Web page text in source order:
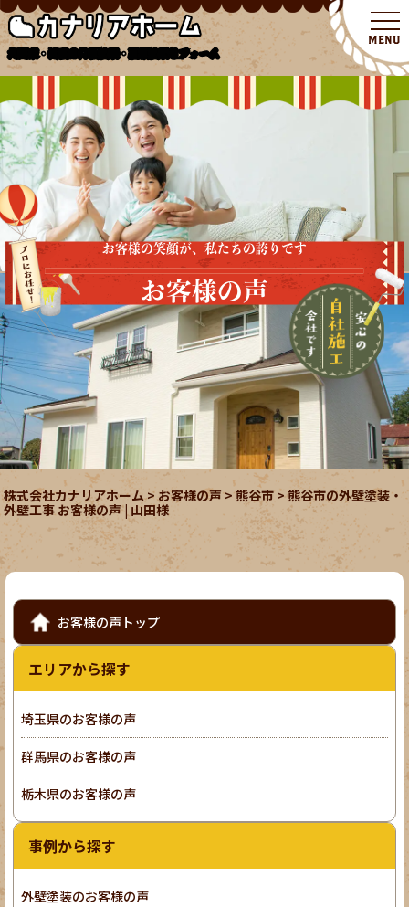
北関東・埼玉の外壁塗装・屋根塗装リフォーム
お客様の笑顔が、私たちの誇りです
お客様の声
株式会社カナリアホーム>お客様の声>熊谷市 >熊谷市の外壁塗装・
外壁工事 お客様の声 | 山田様
お客様の声トップ
エリアから探す
埼玉県のお客様の声
群馬県のお客様の声
栃木県のお客様の声
事例から探す
外壁塗装のお客様の声